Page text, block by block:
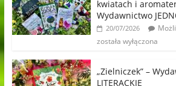
kwiatach i
Wydawnictwo
20/07/2026
została wyłączona
„Zielniczek” –
LITERACKIE